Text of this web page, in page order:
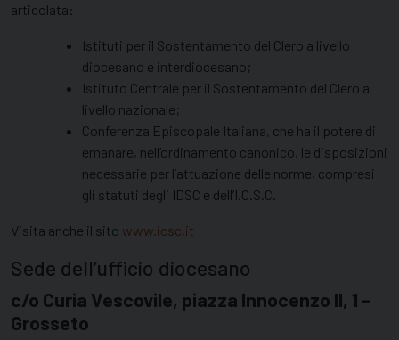
articolata:
Istituti per il Sostentamento del Clero a livello
diocesano e interdiocesano;
Istituto Centrale per il Sostentamento del Clero a
livello nazionale;
Conferenza Episcopale Italiana, che ha il potere di
emanare, nell’ordinamento canonico, le disposizioni
necessarie per l’attuazione delle norme, compresi
gli statuti degli IDSC e dell’I.C.S.C.
Visita anche il sito www.icsc.it
Sede dell’ufficio diocesano
c/o Curia Vescovile, piazza Innocenzo II, 1 –
Grosseto